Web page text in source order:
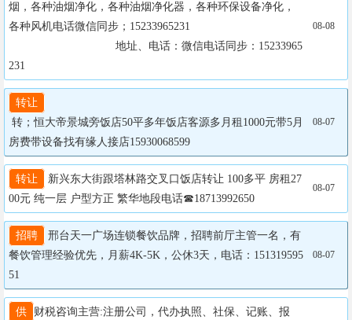
烟，各种油烟净化，各种油烟净化器，各种环保设备净化，
各种风机电话微信同步；15233965231
231
08-08
转让
房费带设备找有缘人接店15930068599
08-07
转让
新兴东大街跟塔林路交叉口饭店转让 100多平 房租27
00元 纯一层 户型方正 繁华地段电话☎18713992650
08-07
招聘
邢台天一广场连锁餐饮品牌，招聘前厅主管一名，有
餐饮管理经验优先，月薪4K-5K，公休3天，电话：151319595
51
08-07
供
财税咨询主营:注册公司，代办执照、社保、记账、报